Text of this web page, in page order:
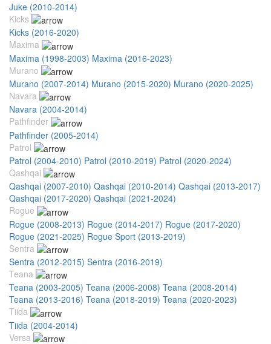
Juke (2010-2014)
Kicks
Kicks (2016-2020)
Maxima
Maxima (1998-2003) Maxima (2016-2023)
Murano
Murano (2007-2014) Murano (2015-2020) Murano (2020-2025)
Navara
Navara (2004-2014)
Pathfinder
Pathfinder (2005-2014)
Patrol
Patrol (2004-2010) Patrol (2010-2019) Patrol (2020-2024)
Qashqai
Qashqai (2007-2010) Qashqai (2010-2014) Qashqai (2013-2017)
Qashqai (2017-2020) Qashqai (2021-2024)
Rogue
Rogue (2008-2013) Rogue (2014-2017) Rogue (2017-2020)
Rogue (2021-2025) Rogue Sport (2013-2019)
Sentra
Sentra (2012-2015) Sentra (2016-2019)
Teana
Teana (2003-2005) Teana (2006-2008) Teana (2008-2014)
Teana (2013-2016) Teana (2018-2019) Teana (2020-2023)
Tiida
Tiida (2004-2014)
Versa